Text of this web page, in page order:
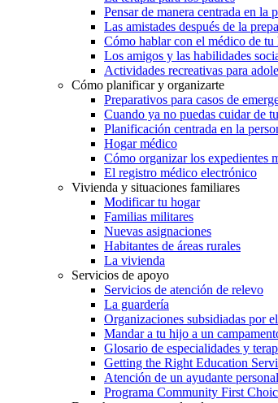
Pensar de manera centrada en la
Las amistades después de la
Cómo hablar con el médico de tu
Los amigos y las habilidades
Actividades recreativas para
Cómo planificar y organizarte
Preparativos para casos de
Cuando ya no puedas cuidar de
Planificación centrada en la
Hogar médico
Cómo organizar los expedientes
El registro médico electrónico
Vivienda y situaciones familiares
Modificar tu hogar
Familias militares
Nuevas asignaciones
Habitantes de áreas rurales
La vivienda
Servicios de apoyo
Servicios de atención de relevo
La guardería
Organizaciones subsidiadas por
Mandar a tu hijo a un
Glosario de especialidades y
Getting the Right Education
Atención de un ayudante personal
Programa Community First